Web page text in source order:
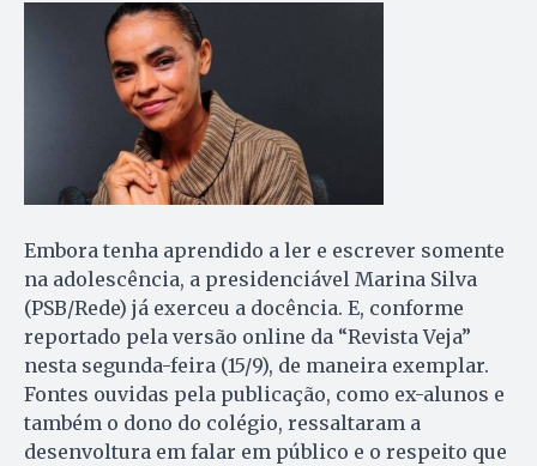
Embora tenha aprendido a ler e escrever somente
na adolescência, a presidenciável Marina Silva
(PSB/Rede) já exerceu a docência. E, conforme
reportado pela versão online da “Revista Veja”
nesta segunda-feira (15/9), de maneira exemplar.
Fontes ouvidas pela publicação, como ex-alunos e
também o dono do colégio, ressaltaram a
desenvoltura em falar em público e o respeito que